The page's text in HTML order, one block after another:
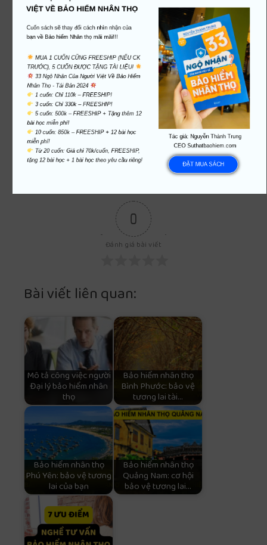
Tàu. Hãy tiếp tục khám phá thêm và không ngần
ngại liên hệ với chúng tôi để biết thêm chi tiết.
XEM THÊM:Làm thêm công việc tư vấn bảo hiểm
nhân thọ, tại sao không thử?
ĐĂNG KÝ TƯ VẤN
ĐĂNG KÝ ỨNG TUYỂN
0
Đánh giá bài viết
Bài viết liên quan:
Mô tả công việc người
Đại lý bảo hiểm nhân
thọ
Bảo hiểm nhân thọ
Bình Phước: bảo vệ
tương lai tài…
Bảo hiểm nhân thọ
Phú Yên: bảo vệ tương
lai của bạn
Bảo hiểm nhân thọ
Quảng Nam: cơ hội
bảo vệ tương lai…
VIỆT VỀ BẢO HIỂM NHÂN THỌ
Cuốn sách sẽ thay đổi cách nhìn nhận của
bạn về Bảo hiểm Nhân thọ mãi mãi!!!
MUA 1 CUỐN CŨNG FREESHIP (NẾU CK
TRƯỚC), 5 CUỐN ĐƯỢC TẶNG TÀI LIỆU!
33 Ngộ Nhận Của Người Việt Về Bảo Hiểm
Nhân Thọ - Tái Bản 2024
3 cuốn: Chỉ 330k – FREESHIP!
5 cuốn: 500k – FREESHIP + Tặng thêm 12
bài học miễn phí!
10 cuốn: 850k – FREESHIP + 12 bài học
miễn phí!
Từ 20 cuốn: Giá chỉ 70k/cuốn, FREESHIP,
tặng 12 bài học + 1 bài học theo yêu cầu riêng!
Tác giả: Nguyễn Thành Trung
CEO Suthatbaohiem.com
ĐẶT MUA SÁCH